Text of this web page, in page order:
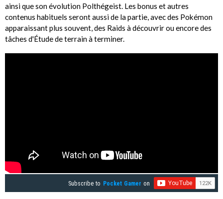
ainsi que son évolution Polthégeist. Les bonus et autres
contenus habituels seront aussi de la partie, avec des Pokémon
apparaissant plus souvent, des Raids à découvrir ou encore des
tâches d'Étude de terrain à terminer.
Subscribe to Pocket Gamer on